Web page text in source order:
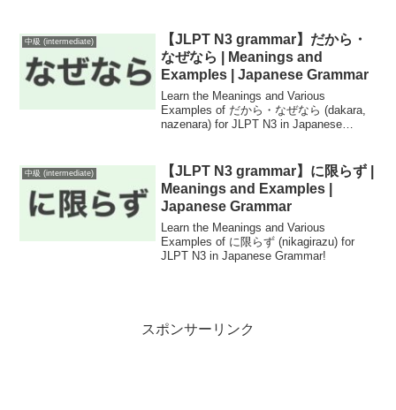
中級 (intermediate)
【JLPT N3 grammar】だから・
なぜなら | Meanings and
Examples | Japanese Grammar
Learn the Meanings and Various
Examples of だから・なぜなら (dakara,
nazenara) for JLPT N3 in Japanese
中級 (intermediate)
【JLPT N3 grammar】に限らず |
Meanings and Examples |
Japanese Grammar
Learn the Meanings and Various
Examples of に限らず (nikagirazu) for
JLPT N3 in Japanese Grammar!
スポンサーリンク